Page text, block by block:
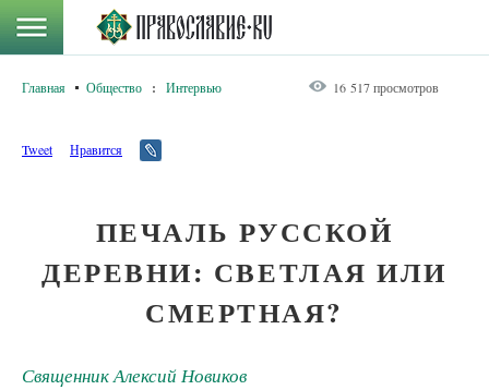
Главная Общество : Интервью 16 517 просмотров
Tweet Нравится
ПЕЧАЛЬ РУССКОЙ
ДЕРЕВНИ: СВЕТЛАЯ ИЛИ
СМЕРТНАЯ?
Священник Алексий Новиков